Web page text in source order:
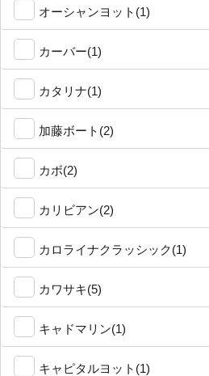
オーシャンヨット(1)
カーバー(1)
カタリナ(1)
加藤ボート(2)
カボ(2)
カリビアン(2)
カロライナクラッシック(1)
カワサキ(5)
キャドマリン(1)
キャピタルヨット(1)